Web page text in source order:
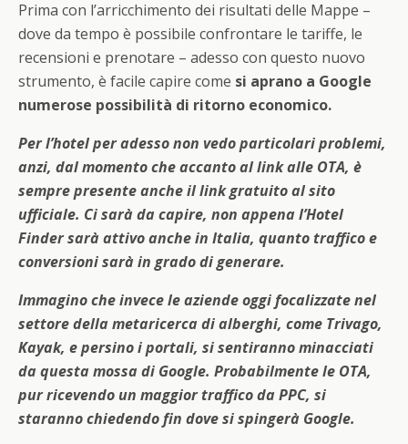
Prima con l’arricchimento dei risultati delle Mappe –
dove da tempo è possibile confrontare le tariffe, le
recensioni e prenotare – adesso con questo nuovo
strumento, è facile capire come si aprano a Google
numerose possibilità di ritorno economico.
Per l’hotel per adesso non vedo particolari problemi,
anzi, dal momento che accanto al link alle OTA, è
sempre presente anche il link gratuito al sito
ufficiale. Ci sarà da capire, non appena l’Hotel
Finder sarà attivo anche in Italia, quanto traffico e
conversioni sarà in grado di generare.
Immagino che invece le aziende oggi focalizzate nel
settore della metaricerca di alberghi, come Trivago,
Kayak, e persino i portali, si sentiranno minacciati
da questa mossa di Google. Probabilmente le OTA,
pur ricevendo un maggior traffico da PPC, si
staranno chiedendo fin dove si spingerà Google.